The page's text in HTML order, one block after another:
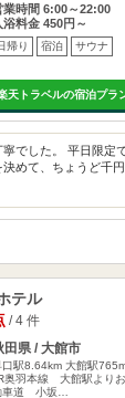
業時間 6:00～22:00
浴料金 450円～
帰り 宿泊 サウナ
天トラベルの宿泊プラ
でした。 平日限定
めて、ちょうど千
テル
/ 4 件
田県 / 大館市
口駅8.64km 大館駅
奥羽本線 大館駅より
車道 小坂…